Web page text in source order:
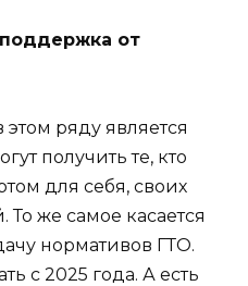
от
ряду является
получить те, кто
для себя, своих
То же самое касается
нормативов ГТО.
с 2025 года. А есть